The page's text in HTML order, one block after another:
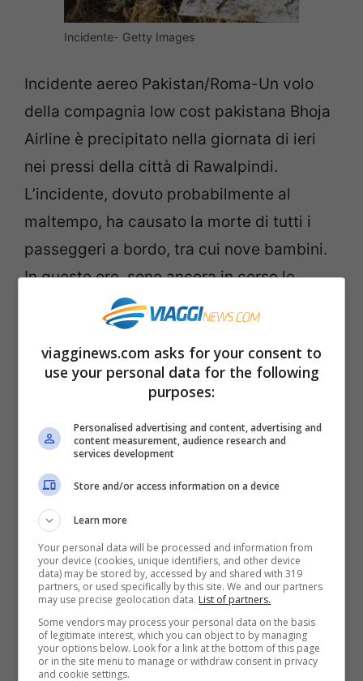
Incidente- Getty Images
Incidente aereo Pakistan/Roma-Un volo
della compagnia low cost pakistana Bhoja
Airline è precipitato nella giornata di ieri
nei pressi della città di Rawalpindi.
L’incidente, dovuto probabilmente al
maltempo, ha causato la morte di tutti i
passeggeri a bordo, tra cui nove bambini.
In queste ore, sono ancora in corso le
operazioni di recupero dei corpi, rese
estremamente difficoltose dall’assenza di
elettricità. Secondo fonti locali, i
passeggeri coinvolti nella tragedia sono
Articoli recentiRicominciare da Zero:
Ecco i 10 Paesi Migliori per
Trasferirsi e Lavorare da
Remoto secondo la Nuova
Classifica
Napoli tra le Top 10 Città
viagginews.com asks for your consent to
use your personal data for the following
purposes:
Personalised advertising and content, advertising and
content measurement, audience research and
services development
Store and/or access information on a device
Learn more
Your personal data will be processed and information from
your device (cookies, unique identifiers, and other device
data) may be stored by, accessed by and shared with 319
partners, or used specifically by this site. We and our partners
may use precise geolocation data. List of partners.
Some vendors may process your personal data on the basis
of legitimate interest, which you can object to by managing
your options below. Look for a link at the bottom of this page
or in the site menu to manage or withdraw consent in privacy
and cookie settings.